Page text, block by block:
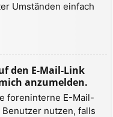
Umständen einfach
den E-Mail-Link
anzumelden.
foreninterne E-Mail-
nutzen, falls